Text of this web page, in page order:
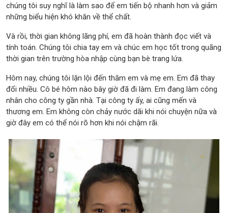
chúng tôi suy nghĩ là làm sao để em tiến bộ nhanh hơn và giảm
những biểu hiện khó khăn về thể chất.
Và rồi, thời gian không lãng phí, em đã hoàn thành đọc viết và
tính toán. Chúng tôi chia tay em và chúc em học tốt trong quãng
thời gian trên trường hòa nhập cùng bạn bè trang lứa.
Hôm nay, chúng tôi lặn lội đến thăm em và mẹ em. Em đã thay
đổi nhiều. Cô bé hôm nào bây giờ đã đi làm. Em đang làm công
nhân cho công ty gần nhà. Tại công ty ấy, ai cũng mến và
thương em. Em không còn chảy nước dãi khi nói chuyện nữa và
giờ đây em có thể nói rõ hơn khi nói chậm rãi.